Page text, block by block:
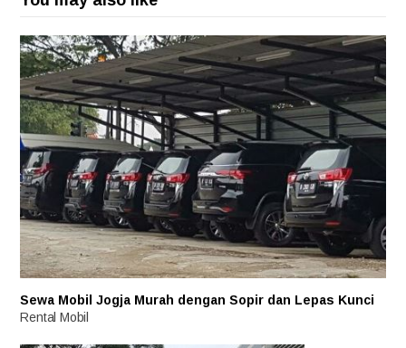
Sewa Mobil Jogja Murah dengan Sopir dan Lepas Kunci
Rental Mobil